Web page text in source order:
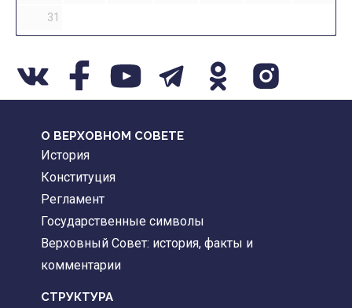
31
О ВЕРХОВНОМ СОВЕТЕ
История
Конституция
Регламент
Государственные символы
Верховный Совет: история, факты и
комментарии
CТРУКТУРА